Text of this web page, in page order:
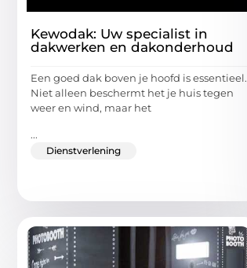
Kewodak: Uw specialist in
dakwerken en dakonderhoud
Een goed dak boven je hoofd is essentieel.
Niet alleen beschermt het je huis tegen
weer en wind, maar het
...
Dienstverlening